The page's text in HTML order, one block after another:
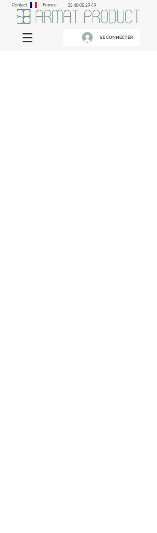
Contact France 05 40 05 29 49
SE CONNECTER